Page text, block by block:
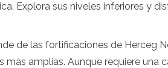
Explora sus niveles inferiores y
de las fortificaciones de Herceg
amplias. Aunque requiere una